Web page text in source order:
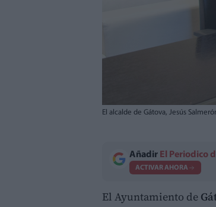
El alcalde de Gátova, Jesús
Añadir El Periodico
ACTIVAR AHORA
El Ayuntamiento de